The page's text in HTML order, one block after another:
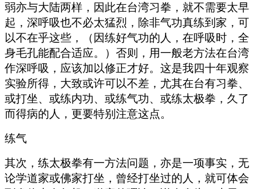
弱亦与大陆两样，因此在台湾习拳，就不需要太早
起，深呼吸也不必太猛烈，除非气功真练到家，可
以不在乎这些，（因练好气功的人，在呼吸时，全
身毛孔能配合适应。）否则，用一般老方法在台湾
作深呼吸，应该加以修正才好。这是我四十年观察
实验所得，大致或许可以不差，尤其在台有习拳、
或打坐、或练内功、或练气功、或练太极拳，久了
而得病的人，更要特别注意这点。
练气
其次，练太极拳有一方法问题，亦是一项事实，无
论学道家或佛家打坐，曾经打坐过的人，就可体会